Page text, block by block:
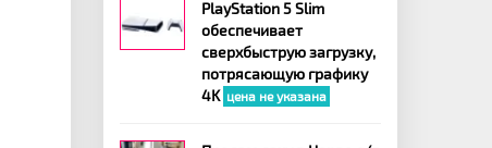
PlayStation 5 Slim
обеспечивает
сверхбыструю загрузку,
потрясающую графику
4K цена не указана